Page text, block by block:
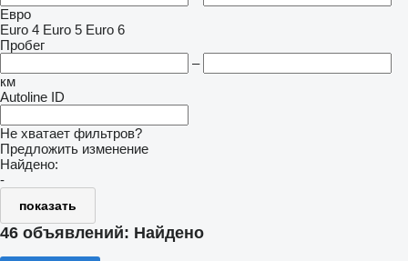
Евро
Euro 4 Euro 5 Euro 6
Пробег
–
км
Autoline ID
Не хватает фильтров?
Предложить изменение
Найдено:
-
показать
46 объявлений: Найдено